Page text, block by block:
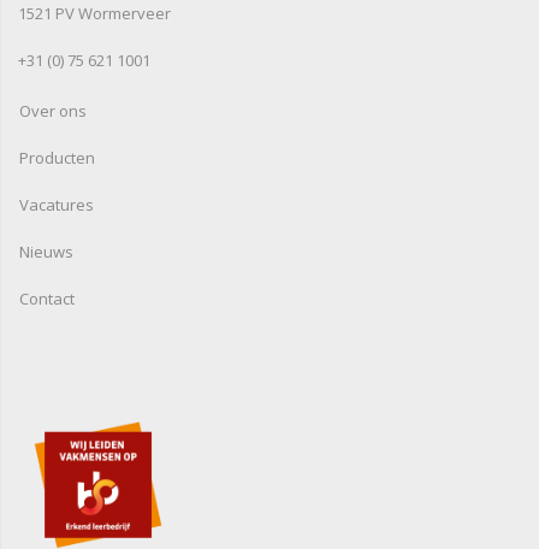
1521 PV Wormerveer
+31 (0) 75 621 1001
Over ons
Producten
Vacatures
Nieuws
Contact